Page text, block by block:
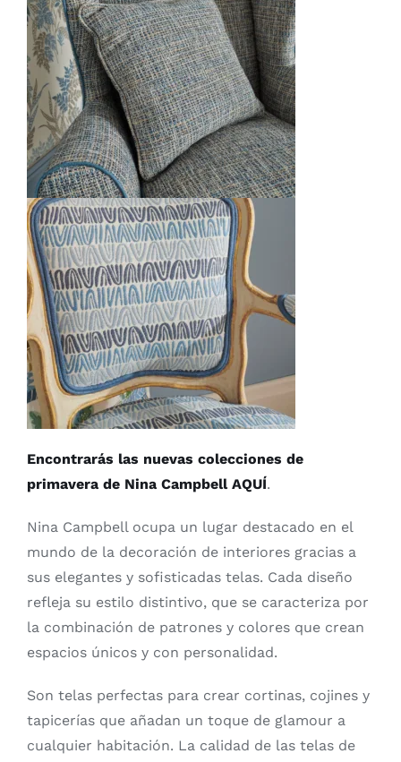
Encontrarás las nuevas colecciones de
primavera de Nina Campbell AQUÍ.
Nina Campbell ocupa un lugar destacado en el
mundo de la decoración de interiores gracias a
sus elegantes y sofisticadas telas. Cada diseño
refleja su estilo distintivo, que se caracteriza por
la combinación de patrones y colores que crean
espacios únicos y con personalidad.
Son telas perfectas para crear cortinas, cojines y
tapicerías que añadan un toque de glamour a
cualquier habitación. La calidad de las telas de